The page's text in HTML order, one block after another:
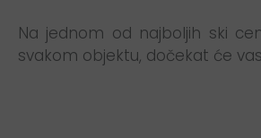
Na jednom od najboljih ski
svakom objektu, dočekat će